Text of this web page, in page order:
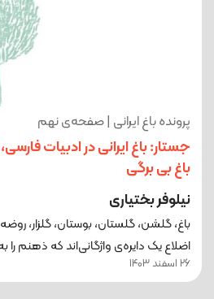
پرونده باغ ایرانی | صفحه‌ی نهم
جستار: باغ ایرانی در ادبیات
باغ بی برگی
نیلوفر بختیاری
باغ، گلشن، گلستان، بوستان، گلزار،
اضلاع یک دایره‌ی واژگانی‌اند که ذهنم
26 اسفند 1403